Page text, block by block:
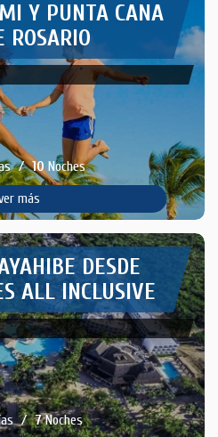
Y PUNTA CANA
ROSARIO
/ 10Noches
más
DESDE
ALL INCLUSIVE
/ 7Noches